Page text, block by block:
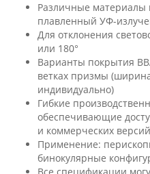
Различные материалы
плавленный УФ-
Для отклонения
или 180°
Варианты покрытия
ветках призмы
индивидуально)
Гибкие
обеспечивающие
и коммерческих
Применение:
бинокулярные